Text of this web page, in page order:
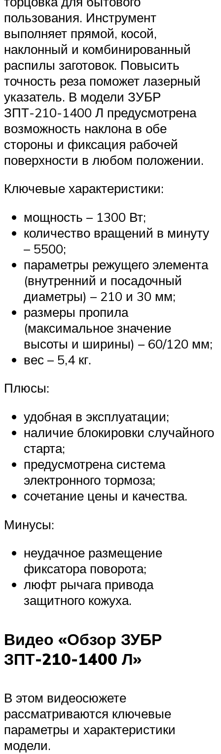
пользования. Инструмент
выполняет прямой, косой,
наклонный и комбинированный
распилы заготовок. Повысить
точность реза поможет лазерный
указатель. В модели ЗУБР
ЗПТ-210-1400 Л предусмотрена
возможность наклона в обе
стороны и фиксация рабочей
поверхности в любом положении.
Ключевые характеристики:
мощность – 1300 Вт;
количество вращений в минуту
– 5500;
параметры режущего элемента
(внутренний и посадочный
диаметры) – 210 и 30 мм;
размеры пропила
(максимальное значение
высоты и ширины) – 60/120 мм;
вес – 5,4 кг.
Плюсы:
удобная в эксплуатации;
наличие блокировки случайного
старта;
предусмотрена система
электронного тормоза;
сочетание цены и качества.
Минусы:
неудачное размещение
фиксатора поворота;
люфт рычага привода
защитного кожуха.
Видео «Обзор ЗУБР
ЗПТ-210-1400 Л»
В этом видеосюжете
рассматриваются ключевые
параметры и характеристики
модели.